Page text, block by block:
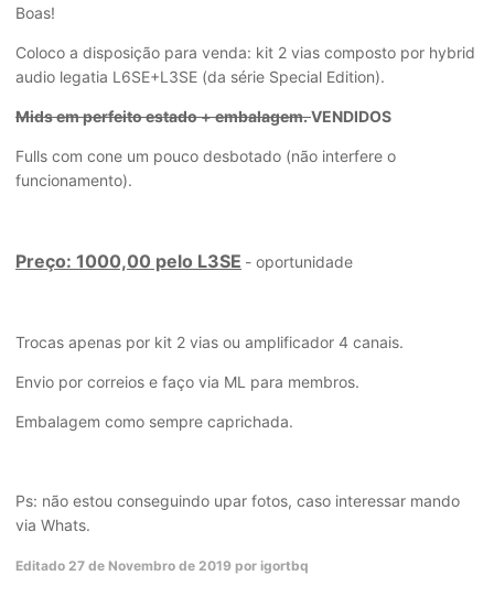
Boas!
Coloco a disposição para venda: kit 2 vias composto por hybrid
audio legatia L6SE+L3SE (da série Special Edition).
Mids em perfeito estado + embalagem.VENDIDOS
Fulls com cone um pouco desbotado (não interfere o
funcionamento).
Preço: 1000,00 pelo L3SE - oportunidade
Trocas apenas por kit 2 vias ou amplificador 4 canais.
Envio por correios e faço via ML para membros.
Embalagem como sempre caprichada.
Ps: não estou conseguindo upar fotos, caso interessar mando
via Whats.
Editado 27 de Novembro de 2019 por igortbq